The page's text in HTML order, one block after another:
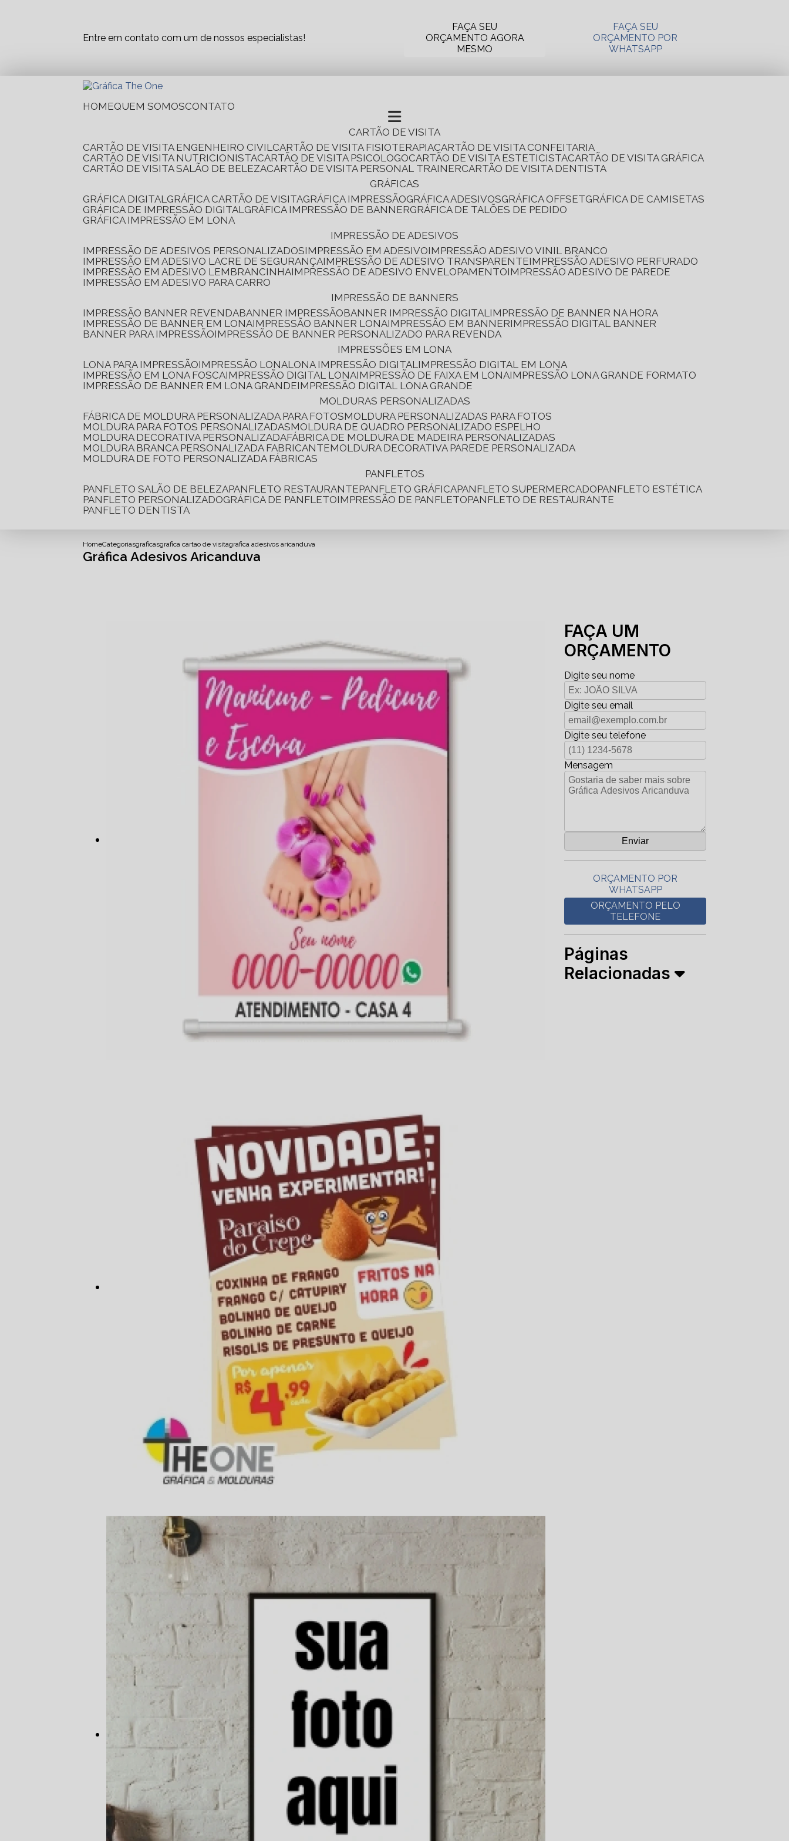
Entre em contato com um de nossos especialistas!
FAÇA SEU
ORÇAMENTO AGORA
MESMO
FAÇA SEU
ORÇAMENTO POR
WHATSAPP
HOME QUEM SOMOS CONTATO
CARTÃO DE VISITA
CARTÃO DE VISITA ENGENHEIRO CIVIL CARTÃO DE VISITA FISIOTERAPIA CARTÃO DE VISITA CONFEITARIA
CARTÃO DE VISITA NUTRICIONISTA CARTÃO DE VISITA PSICOLOGO CARTÃO DE VISITA ESTETICISTA CARTÃO DE VISITA GRÁFICA
CARTÃO DE VISITA SALÃO DE BELEZA CARTÃO DE VISITA PERSONAL TRAINER CARTÃO DE VISITA DENTISTA
GRÁFICAS
GRÁFICA DIGITAL
GRÁFICA CARTÃO DE VISITA GRÁFICA IMPRESSÃO GRÁFICA ADESIVOS GRÁFICA OFFSET
GRÁFICA DE CAMISETAS
GRÁFICA DE IMPRESSÃO DIGITAL
GRÁFICA IMPRESSÃO DE BANNER
GRÁFICA DE TALÕES DE PEDIDO
GRÁFICA IMPRESSÃO EM LONA
IMPRESSÃO DE ADESIVOS
IMPRESSÃO DE ADESIVOS PERSONALIZADOS IMPRESSÃO EM ADESIVO IMPRESSÃO ADESIVO VINIL BRANCO
IMPRESSÃO EM ADESIVO LACRE DE SEGURANÇA IMPRESSÃO DE ADESIVO TRANSPARENTE IMPRESSÃO ADESIVO PERFURADO
IMPRESSÃO EM ADESIVO LEMBRANCINHA IMPRESSÃO DE ADESIVO ENVELOPAMENTO IMPRESSÃO ADESIVO DE PAREDE
IMPRESSÃO EM ADESIVO PARA CARRO
IMPRESSÃO DE BANNERS
IMPRESSÃO BANNER REVENDA
BANNER IMPRESSÃO BANNER IMPRESSÃO DIGITAL IMPRESSÃO DE BANNER NA HORA
IMPRESSÃO DE BANNER EM LONA IMPRESSÃO BANNER LONA IMPRESSÃO EM BANNER IMPRESSÃO DIGITAL BANNER
BANNER PARA IMPRESSÃO IMPRESSÃO DE BANNER PERSONALIZADO PARA REVENDA
IMPRESSÕES EM LONA
LONA PARA IMPRESSÃO IMPRESSÃO LONA LONA IMPRESSÃO DIGITAL IMPRESSÃO DIGITAL EM LONA
IMPRESSÃO EM LONA FOSCA IMPRESSÃO DIGITAL LONA IMPRESSÃO DE FAIXA EM LONA IMPRESSÃO LONA GRANDE FORMATO
IMPRESSÃO DE BANNER EM LONA GRANDE IMPRESSÃO DIGITAL LONA GRANDE
MOLDURAS PERSONALIZADAS
FÁBRICA DE MOLDURA PERSONALIZADA PARA FOTOS
MOLDURA PERSONALIZADAS PARA FOTOS
MOLDURA PARA FOTOS PERSONALIZADAS
MOLDURA DE QUADRO PERSONALIZADO ESPELHO
MOLDURA DECORATIVA PERSONALIZADA FÁBRICA DE MOLDURA DE MADEIRA PERSONALIZADAS
MOLDURA BRANCA PERSONALIZADA FABRICANTE
MOLDURA DECORATIVA PAREDE PERSONALIZADA
MOLDURA DE FOTO PERSONALIZADA FÁBRICAS
PANFLETOS
PANFLETO SALÃO DE BELEZA PANFLETO RESTAURANTE PANFLETO GRÁFICA PANFLETO SUPERMERCADO PANFLETO ESTÉTICA
PANFLETO PERSONALIZADO
GRÁFICA DE PANFLETO IMPRESSÃO DE PANFLETO PANFLETO DE RESTAURANTE
PANFLETO DENTISTA
HomeCategoriasgraficasgrafica cartao de visitagrafica adesivos aricanduva
Gráfica Adesivos Aricanduva
FAÇA UM
ORÇAMENTO
Digite seu nome
Digite seu email
Digite seu telefone
Mensagem
ORÇAMENTO POR
WHATSAPP
ORÇAMENTO PELO
TELEFONE
Páginas
Relacionadas